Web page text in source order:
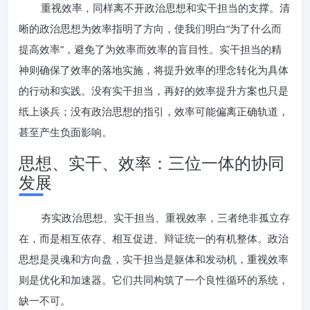
重视效率，同样离不开政治思想和实干担当的支撑。清
晰的政治思想为效率指明了方向，使我们明白“为了什么而
提高效率”，避免了为效率而效率的盲目性。实干担当的精
神则确保了效率的落地实施，将提升效率的理念转化为具体
的行动和实践。没有实干担当，再好的效率提升方案也只是
纸上谈兵；没有政治思想的指引，效率可能偏离正确轨道，
甚至产生负面影响。
思想、实干、效率：三位一体的协同
发展
夯实政治思想、实干担当、重视效率，三者绝非孤立存
在，而是相互依存、相互促进、辩证统一的有机整体。政治
思想是灵魂和方向盘，实干担当是躯体和发动机，重视效率
则是优化和加速器。它们共同构筑了一个良性循环的系统，
缺一不可。